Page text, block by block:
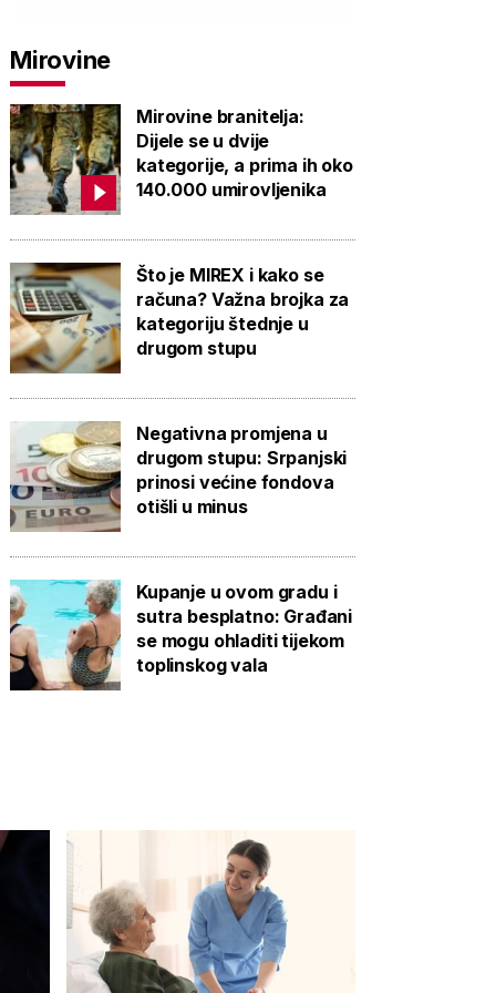
Mirovine
Mirovine branitelja:
Dijele se u dvije
kategorije, a prima ih oko
140.000 umirovljenika
Što je MIREX i kako se
računa? Važna brojka za
kategoriju štednje u
drugom stupu
Negativna promjena u
drugom stupu: Srpanjski
prinosi većine fondova
otišli u minus
Kupanje u ovom gradu i
sutra besplatno: Građani
se mogu ohladiti tijekom
toplinskog vala